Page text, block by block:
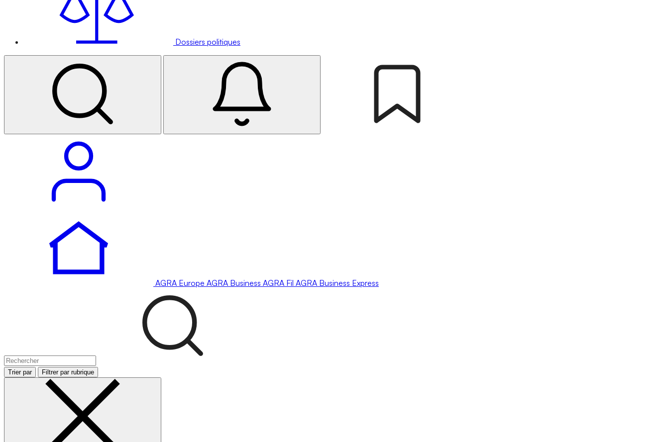
Dossiers politiques
AGRA Europe AGRA Business AGRA Fil AGRA Business Express
Trier par Filtrer par rubrique